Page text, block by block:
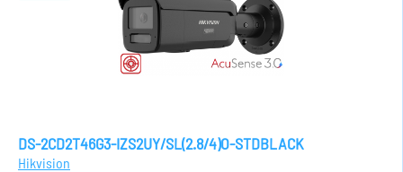
DS-2CD2T46G3-IZS2UY/SL(2.8/4)O-STDBLACK
Hikvision